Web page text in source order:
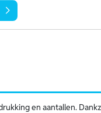
en aantallen.